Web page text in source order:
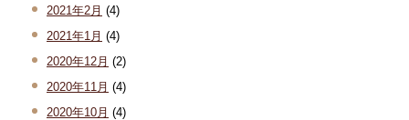
2021年2月 (4)
2021年1月 (4)
2020年12月 (2)
2020年11月 (4)
2020年10月 (4)